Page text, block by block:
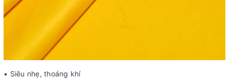
• Siêu nhẹ, thoáng khí